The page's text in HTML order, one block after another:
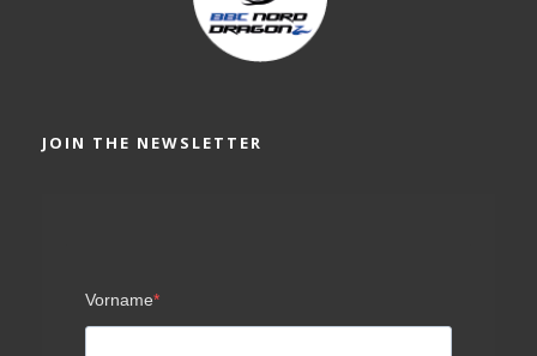
JOIN THE NEWSLETTER